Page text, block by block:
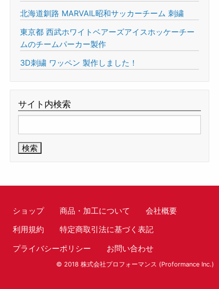
北海道釧路 MARVAIL昭和サッカーチーム 刺繍
東京都 西武ホワイトベアーズアイスホッケーチー
ムのチームパーカー製作
3D刺繍 ワッペン 製作しました！
サイト内検索
索:
ショップ 商品・加工について
会社概要
利用規約
特定商取引法に基づく表記
プライバシーポリシー
お問い合わせ
© 2018 株式会社プロフォーマンス (Proformance Inc.)